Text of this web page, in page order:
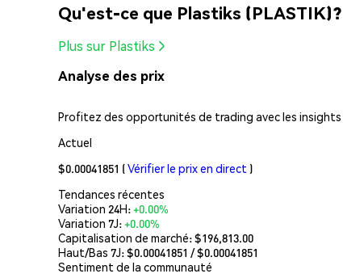
Qu'est-ce que Plastiks (PLASTIK)?
Plus sur Plastiks
Analyse des prix
Profitez des opportunités de trading avec les insights
Actuel
$0.00041851 (Vérifier le prix en direct )
Tendances récentes
Variation 24H:+0.00%
Variation 7J:+0.00%
Capitalisation de marché:$196,813.00
Haut/Bas 7J: $0.00041851 / $0.00041851
Sentiment de la communauté